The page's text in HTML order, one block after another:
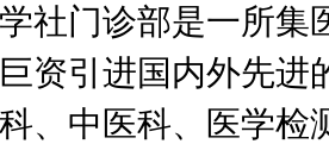
社门诊部是一所
资引进国内外先
、中医科、医学检